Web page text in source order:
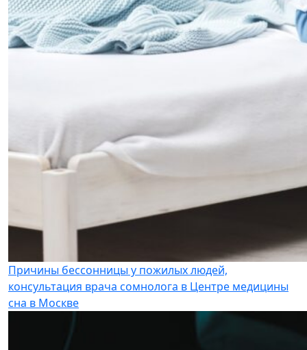
Причины бессонницы у пожилых людей,
консультация врача сомнолога в Центре медицины
сна в Москве